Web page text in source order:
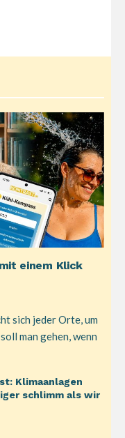
einem Klick
sich jeder Orte, um
man gehen, wenn
Klimaanlagen
schlimm als wir